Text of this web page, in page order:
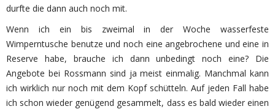
durfte die dann auch noch mit.
Wenn ich ein bis zweimal in der Woche wasserfeste
Wimperntusche benutze und noch eine angebrochene und eine in
Reserve habe, brauche ich dann unbedingt noch eine? Die
Angebote bei Rossmann sind ja meist einmalig. Manchmal kann
ich wirklich nur noch mit dem Kopf schütteln. Auf jeden Fall habe
ich schon wieder genügend gesammelt, dass es bald wieder einen